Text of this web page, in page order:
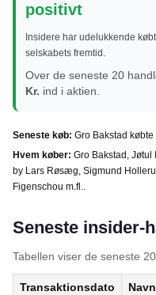
positivt
Insidere har udelukkende
selskabets fremtid.
Over de seneste 20
Kr. ind i aktien.
Seneste køb: Gro Bakstad
Hvem køber: Gro Bakstad, Jøtul
by Lars Røsæg, Sigmund
Figenschou m.fl..
Seneste insider-
Tabellen viser de seneste
Transaktionsdato Navn